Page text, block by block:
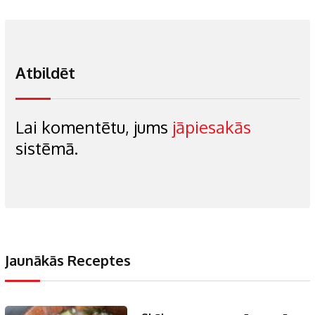
Atbildēt
Lai komentētu, jums jāpiesakās
sistēmā.
Jaunākās Receptes